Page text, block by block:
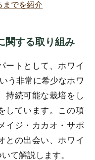
までを紹介
関する取り組み
ートとして、ホワイ
う非常に希少なホワ
持続可能な栽培をし
しています。この項
イジ・カカオ・サポ
との出会い、ホワイ
て解説します。